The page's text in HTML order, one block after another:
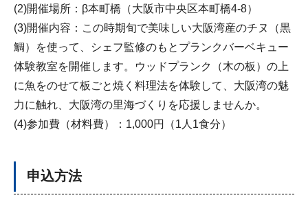
(2)開催場所：β本町橋（大阪市中央区本町橋4-8）
(3)開催内容：この時期旬で美味しい大阪湾産のチヌ（黒
鯛）を使って、シェフ監修のもとプランクバーベキュー
体験教室を開催します。ウッドプランク（木の板）の上
に魚をのせて板ごと焼く料理法を体験して、大阪湾の魅
力に触れ、大阪湾の里海づくりを応援しませんか。
(4)参加費（材料費）：1,000円（1人1食分）
申込方法